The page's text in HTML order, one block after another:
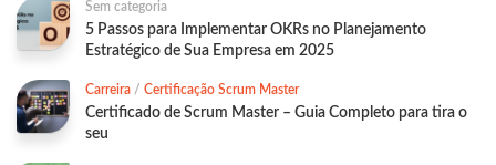
Sem categoria
5 Passos para Implementar OKRs no Planejamento
Estratégico de Sua Empresa em 2025
Carreira / Certificação Scrum Master
Certificado de Scrum Master – Guia Completo para tira o
seu